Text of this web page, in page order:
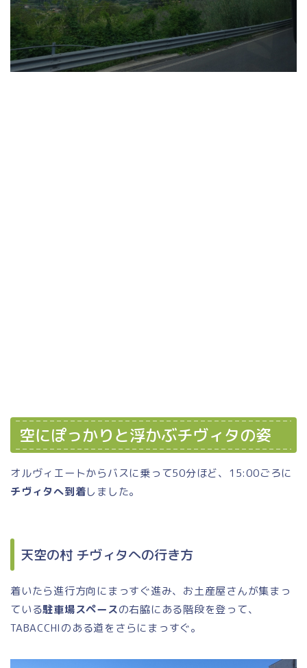
空にぽっかりと浮かぶチヴィタの姿
オルヴィエートからバスに乗って50分ほど、15:00ごろに
チヴィタへ到着しました。
天空の村 チヴィタへの行き方
着いたら進行方向にまっすぐ進み、お土産屋さんが集まっ
ている駐車場スペースの右脇にある階段を登って、
TABACCHIのある道をさらにまっすぐ。